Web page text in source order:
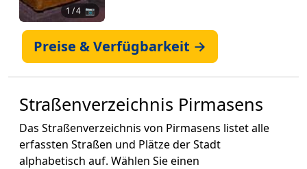
1 / 4 📷
Preise & Verfügbarkeit →
Straßenverzeichnis Pirmasens
Das Straßenverzeichnis von Pirmasens listet alle
erfassten Straßen und Plätze der Stadt
alphabetisch auf. Wählen Sie einen